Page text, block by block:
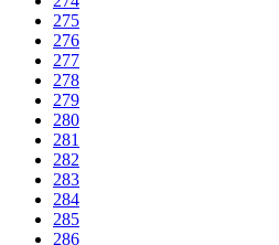
275
276
277
278
279
280
281
282
283
284
285
286